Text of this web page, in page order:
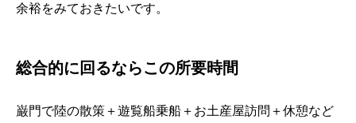
余裕をみておきたいです。
総合的に回るならこの所要時間
巌門で陸の散策＋遊覧船乗船＋お土産屋訪問＋休憩など